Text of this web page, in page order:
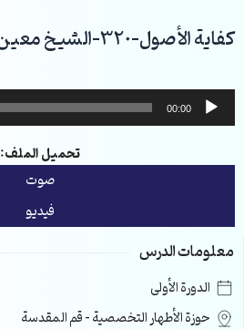
إلى
المحتوى
كفاية الأصول-320-الشيخ معين دقيق-الدورة الأولى
مشغل
الصوت
00:00
تحميل الملف:
صوت
فيديو
معلومات الدرس
الدورة الأولى
حوزة الأطهار التخصصية – قم المقدسة